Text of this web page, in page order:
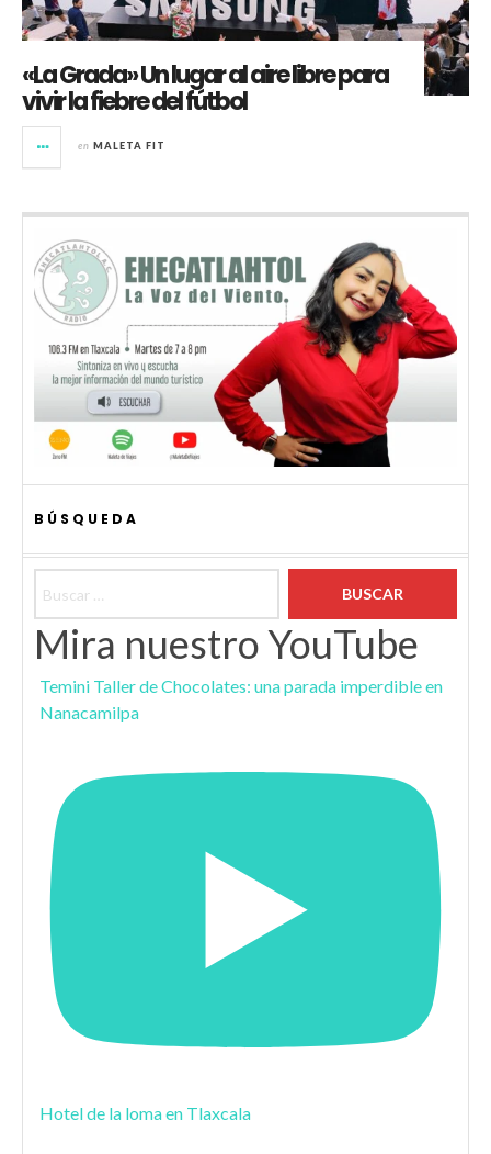
«La Grada» Un lugar al aire libre para
vivir la fiebre del fútbol
en MALETA FIT
BÚSQUEDA
Mira nuestro YouTube
Temini Taller de Chocolates: una parada imperdible en
Nanacamilpa
Hotel de la loma en Tlaxcala